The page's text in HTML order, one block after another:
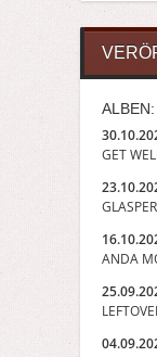
ALBEN:
GET
ANDA